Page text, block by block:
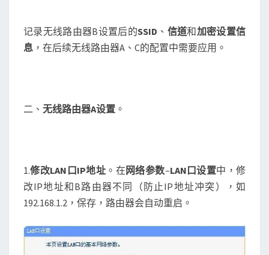
记录无线路由器B设置后的SSID 、 信道和加密设置信
息 ，在后续无线路由器A、C的配置中需要应用。
二、 无线路由器A设置 。
1.修改LAN 口IP地址 。在 网络参数–LAN口设置中，修
改IP地址和B路由器不同（防止IP地址冲突），如
192.168.1.2，保存，路由器会自动重启。